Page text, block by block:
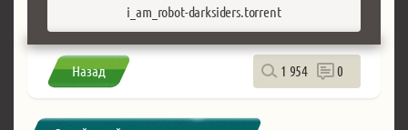
i_am_robot-darksiders.torrent
Назад 1 954 0